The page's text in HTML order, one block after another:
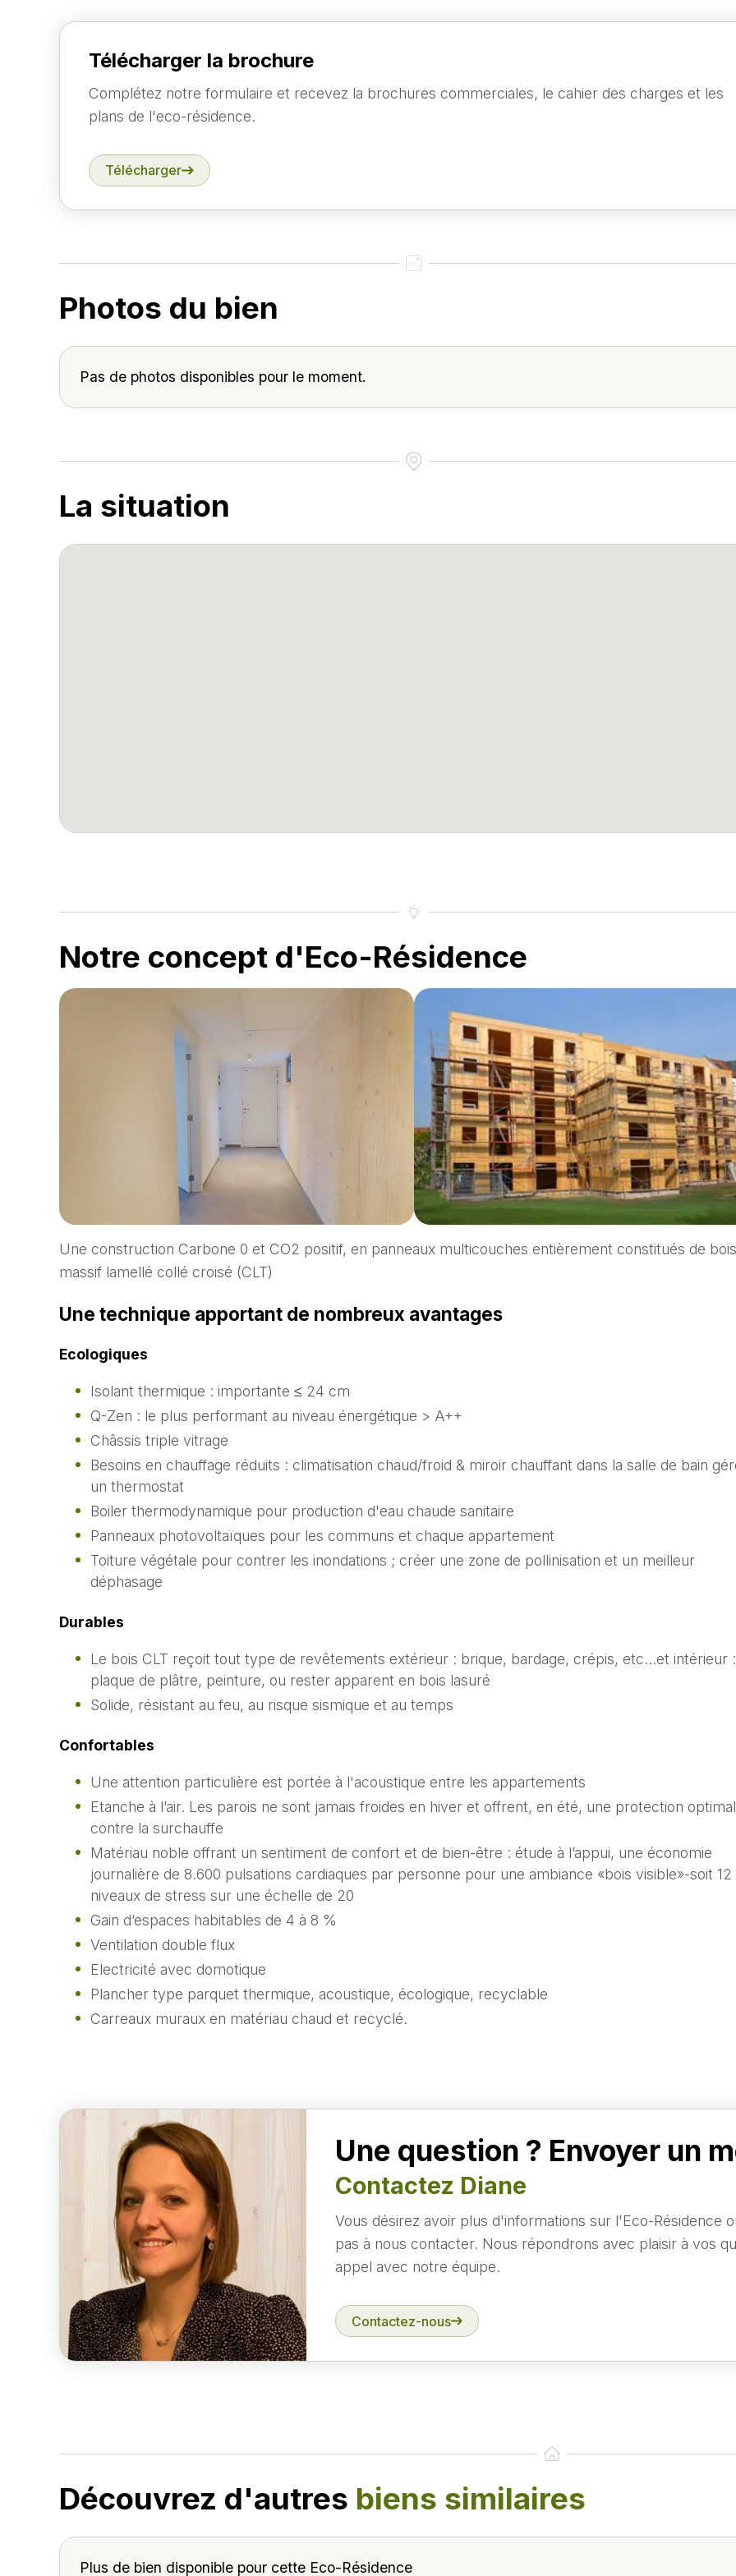
Télécharger la brochure
Complétez notre formulaire et recevez la brochures commerciales, le cahier des charges et les
plans de l'eco-résidence.
Télécharger
Photos du bien
Pas de photos disponibles pour le moment.
La situation
Notre concept d'Eco-Résidence
Une construction Carbone 0 et CO2 positif, en panneaux multicouches entièrement constitués de bois
massif lamellé collé croisé (CLT)
Une technique apportant de nombreux avantages
Ecologiques
Isolant thermique : importante ≤ 24 cm
Q-Zen : le plus performant au niveau énergétique > A++
Châssis triple vitrage
Besoins en chauffage réduits : climatisation chaud/froid & miroir chauffant dans la salle de bain
un thermostat
Boiler thermodynamique pour production d'eau chaude sanitaire
Panneaux photovoltaïques pour les communs et chaque appartement
Toiture végétale pour contrer les inondations ; créer une zone de pollinisation et un meilleur
déphasage
Durables
Le bois CLT reçoit tout type de revêtements extérieur : brique, bardage, crépis, etc…et intérieur :
plaque de plâtre, peinture, ou rester apparent en bois lasuré
Solide, résistant au feu, au risque sismique et au temps
Confortables
Une attention particulière est portée à l'acoustique entre les appartements
Etanche à l’air. Les parois ne sont jamais froides en hiver et offrent, en été, une protection
contre la surchauffe
Matériau noble offrant un sentiment de confort et de bien-être : étude à l’appui, une économie
journalière de 8.600 pulsations cardiaques par personne pour une ambiance «bois visible»-soit 12
niveaux de stress sur une échelle de 20
Gain d’espaces habitables de 4 à 8 %
Ventilation double flux
Electricité avec domotique
Plancher type parquet thermique, acoustique, écologique, recyclable
Carreaux muraux en matériau chaud et recyclé.
Une question ? Envoyer un
Contactez Diane
Vous désirez avoir plus d'informations sur l'Eco-Résidence
pas à nous contacter. Nous répondrons avec plaisir à vos
appel avec notre équipe.
Contactez-nous
Découvrez d'autres biens similaires
Plus de bien disponible pour cette Eco-Résidence